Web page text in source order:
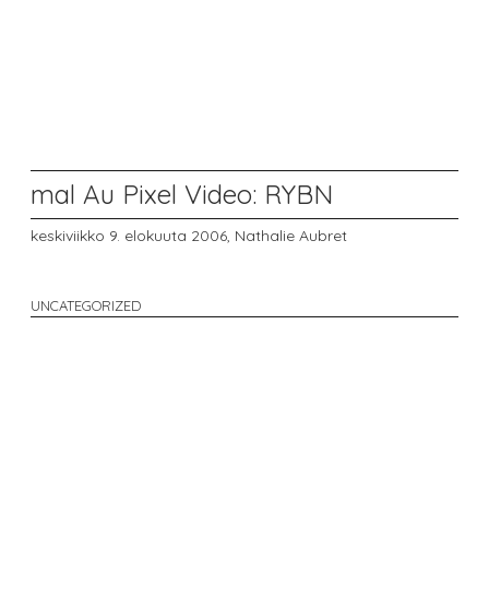
mal Au Pixel Video: RYBN
keskiviikko 9. elokuuta 2006, Nathalie Aubret
UNCATEGORIZED